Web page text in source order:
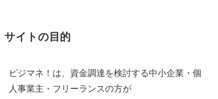
サイトの目的
ビジマネ！は、資金調達を検討する中小企業・個
人事業主・フリーランスの方が